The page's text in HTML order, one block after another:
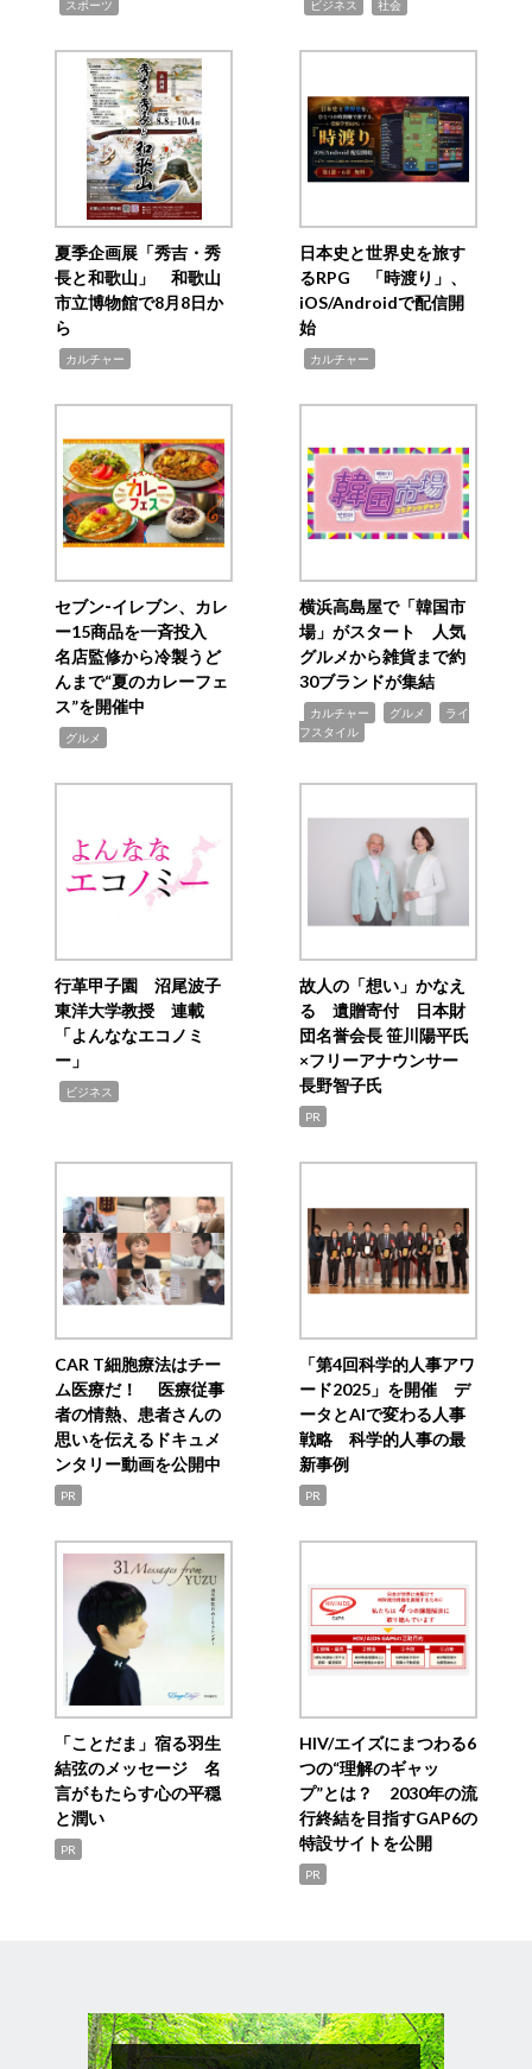
スポーツ ビジネス 社会
夏季企画展「秀吉・秀
長と和歌山」 和歌山
市立博物館で8月8日か
ら
カルチャー
日本史と世界史を旅す
るRPG 「時渡り」、
iOS/Androidで配信開
始
カルチャー
セブン‐イレブン、カレ
ー15商品を一斉投入
名店監修から冷製うど
んまで“夏のカレーフェ
ス”を開催中
グルメ
横浜高島屋で「韓国市
場」がスタート 人気
グルメから雑貨まで約
30ブランドが集結
カルチャー グルメ
ライ
フスタイル
行革甲子園 沼尾波子
東洋大学教授 連載
「よんななエコノミ
ー」
ビジネス
故人の「想い」かなえ
る 遺贈寄付 日本財
団名誉会長 笹川陽平氏
×フリーアナウンサー
長野智子氏
PR
CAR T細胞療法はチー
ム医療だ！ 医療従事
者の情熱、患者さんの
思いを伝えるドキュメ
ンタリー動画を公開中
PR
「第4回科学的人事アワ
ード2025」を開催 デ
ータとAIで変わる人事
戦略 科学的人事の最
新事例
PR
「ことだま」宿る羽生
結弦のメッセージ 名
言がもたらす心の平穏
と潤い
PR
HIV/エイズにまつわる6
つの“理解のギャッ
プ”とは？ 2030年の流
行終結を目指すGAP6の
特設サイトを公開
PR